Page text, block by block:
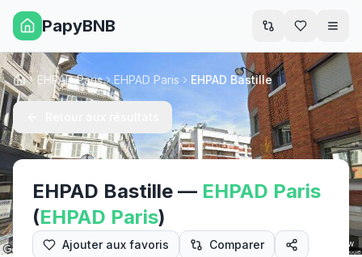
PapyBNB
Street View
AccueilEHPAD Paris EHPAD Paris EHPAD Bastille
EHPAD Bastille — EHPAD Paris
(EHPAD Paris)
Ajouter aux favoris Comparer